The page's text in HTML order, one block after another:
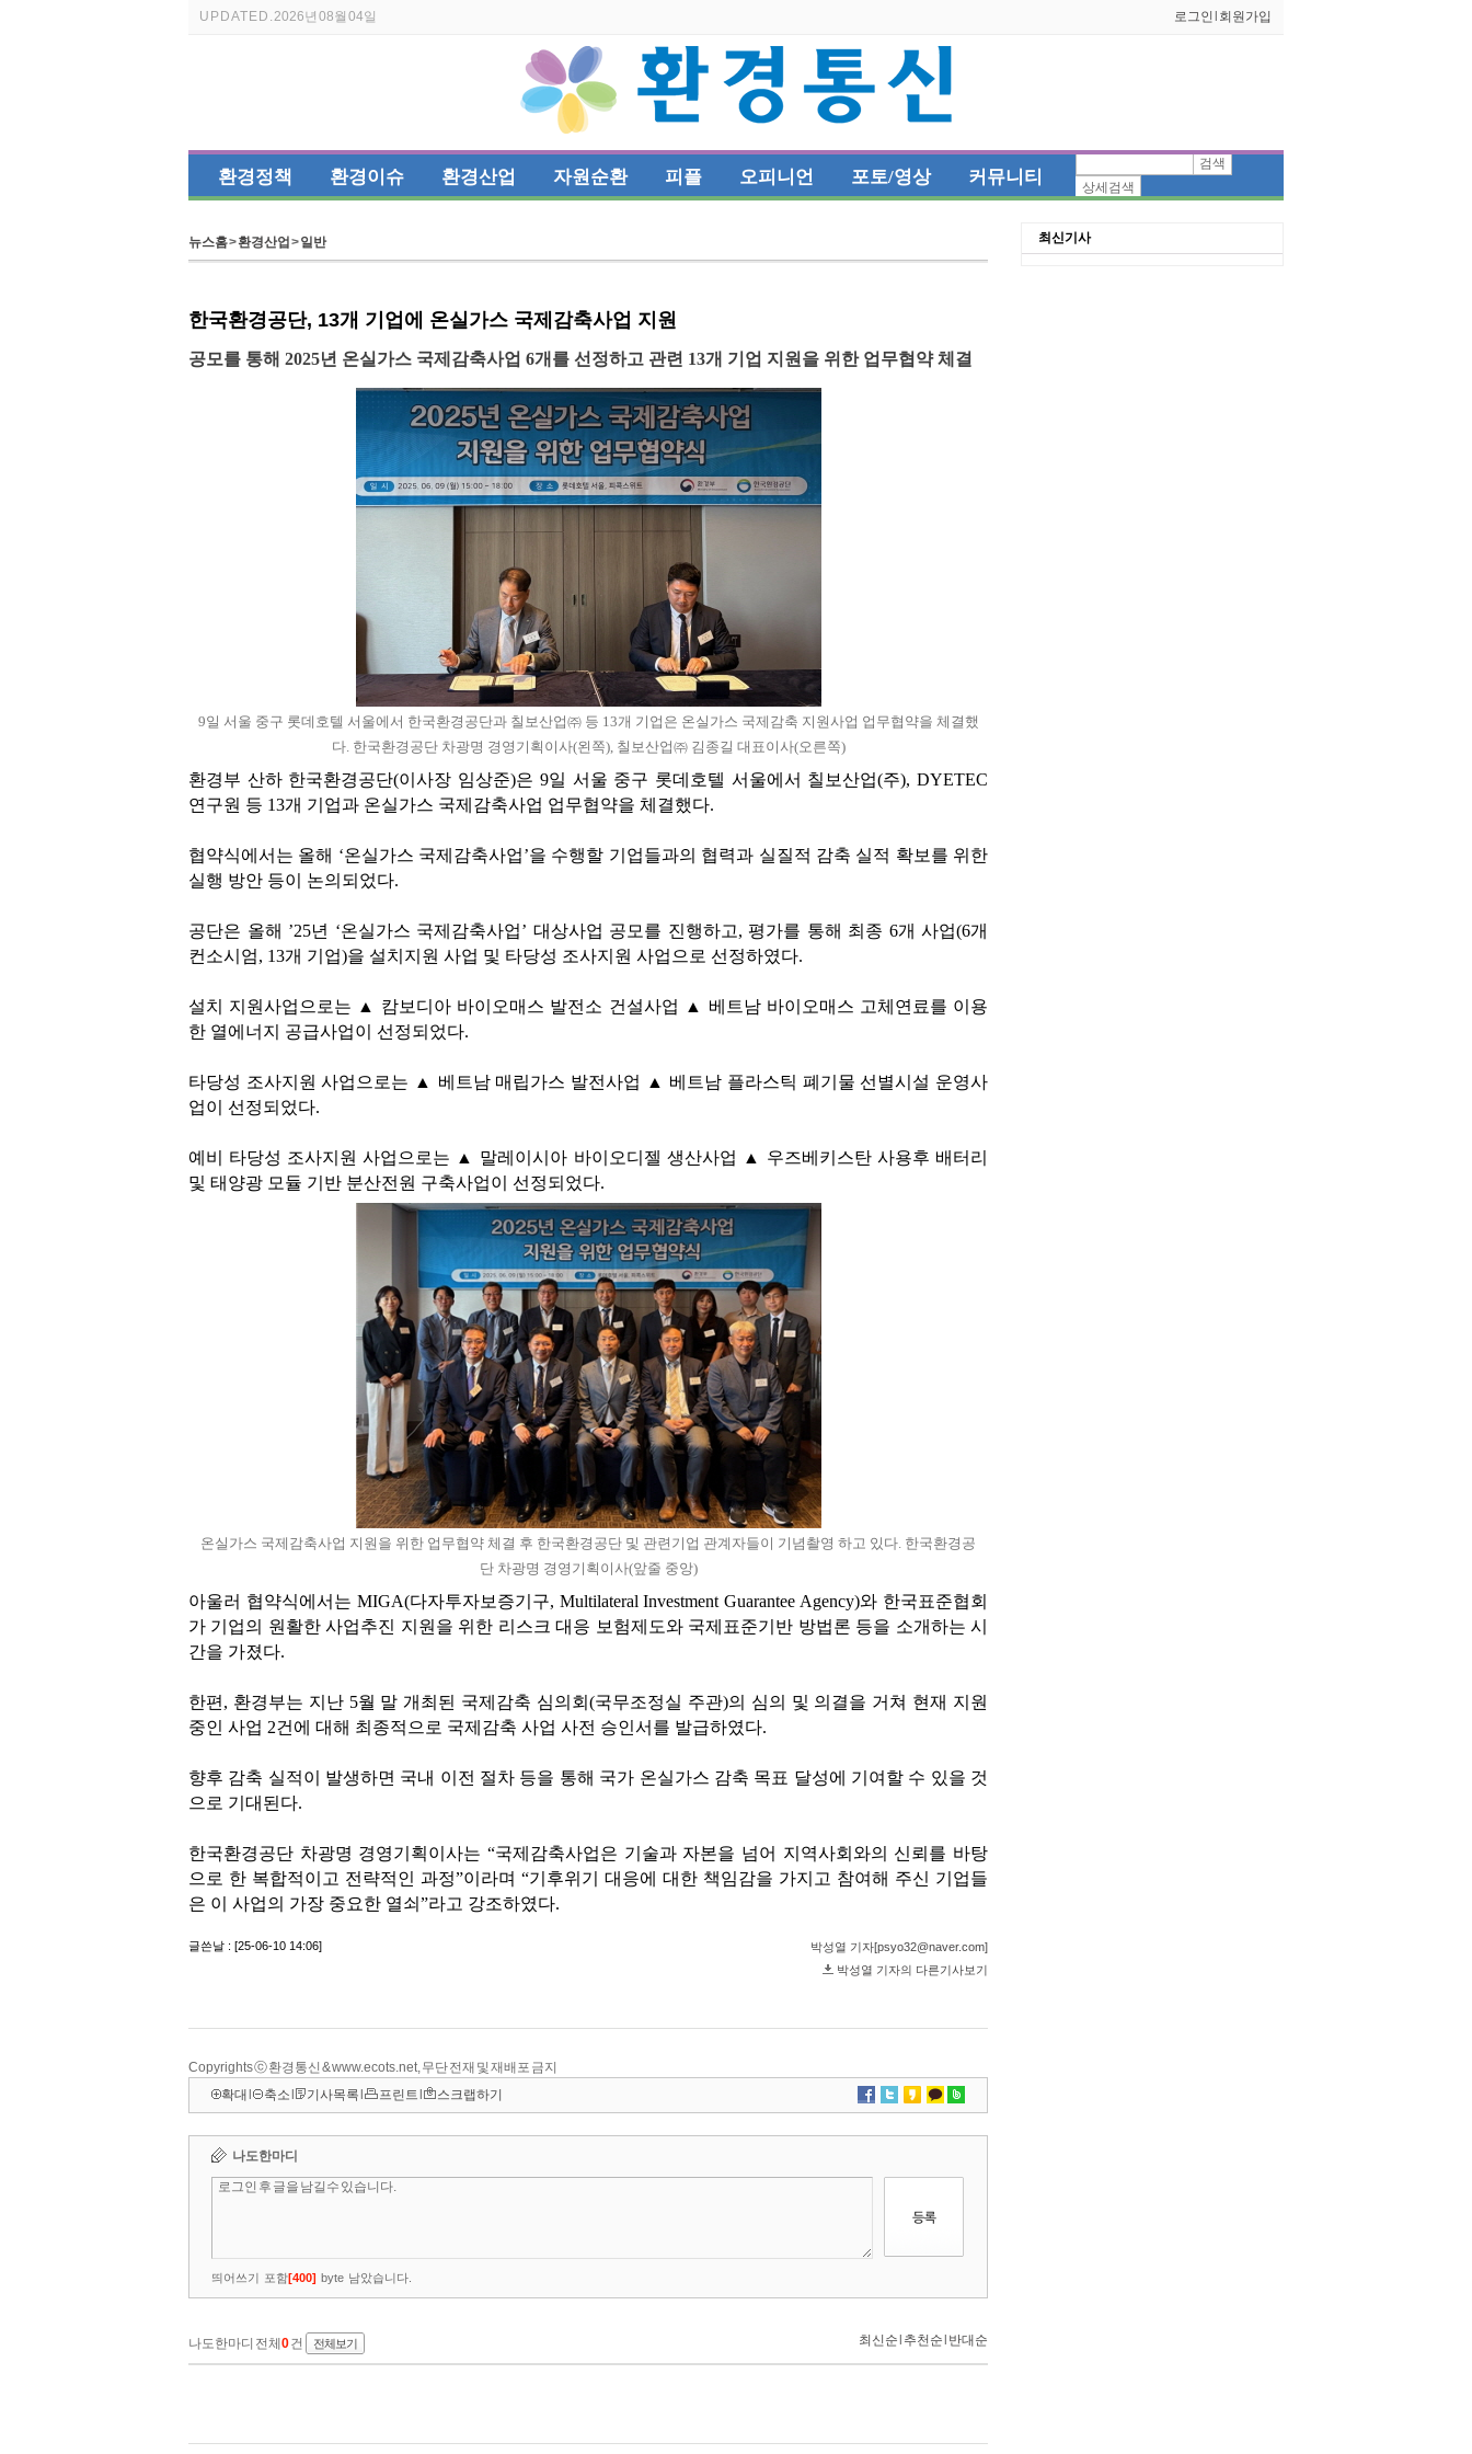
UPDATED.2026년 08월 04일 로그인 회원가입
검색
상세검색
환경정책 환경이슈 환경산업 자원순환 피플 오피니언 포토/영상 커뮤니티
뉴스홈>환경산업 >일반
Copyrights ⓒ 환경통신 & www.ecots.net, 무단 전재 및 재배포 금지
확대
축소 기사목록 프린트 스크랩하기
최신기사